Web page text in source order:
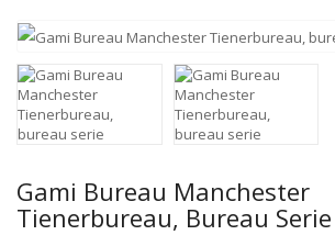
Gami Bureau Manchester
Tienerbureau, Bureau Serie